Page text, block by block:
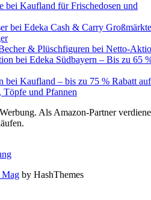
bei Kaufland für Frischedosen und
bei Edeka Cash & Carry
& Plüschfiguren bei Netto-
bei Edeka Südbayern – Bis zu 65
bei Kaufland – bis zu 75 % Rabatt auf
Töpfe und Pfannen
Als Amazon-Partner
by HashThemes